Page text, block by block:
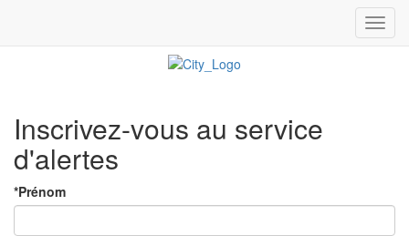
Inscrivez-vous au service
d'alertes
*Prénom